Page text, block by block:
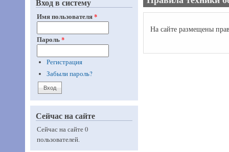
Имя пользователя*
Пароль*
Регистрация
Забыли пароль?
Сейчас на сайте
Сейчас на сайте 0
пользователей.
На сайте размещены